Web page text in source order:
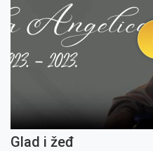
Glad i žeđ